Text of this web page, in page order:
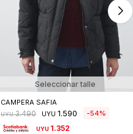
Seleccionar talle
CAMPERA SAFIA
UYU 3.490 UYU 1.590 54
UYU 1.352